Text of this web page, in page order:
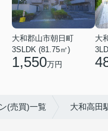
大和郡山市朝日町
3SLDK (81.75㎡)
1,550万円
大
(売買)一覧 大和高田